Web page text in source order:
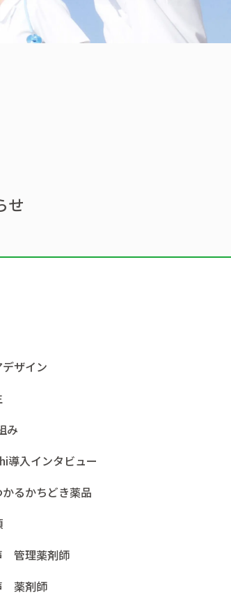
せ
ザイン
み
導入インタビュー​
るかちどき薬品​
管理薬剤師
薬剤師